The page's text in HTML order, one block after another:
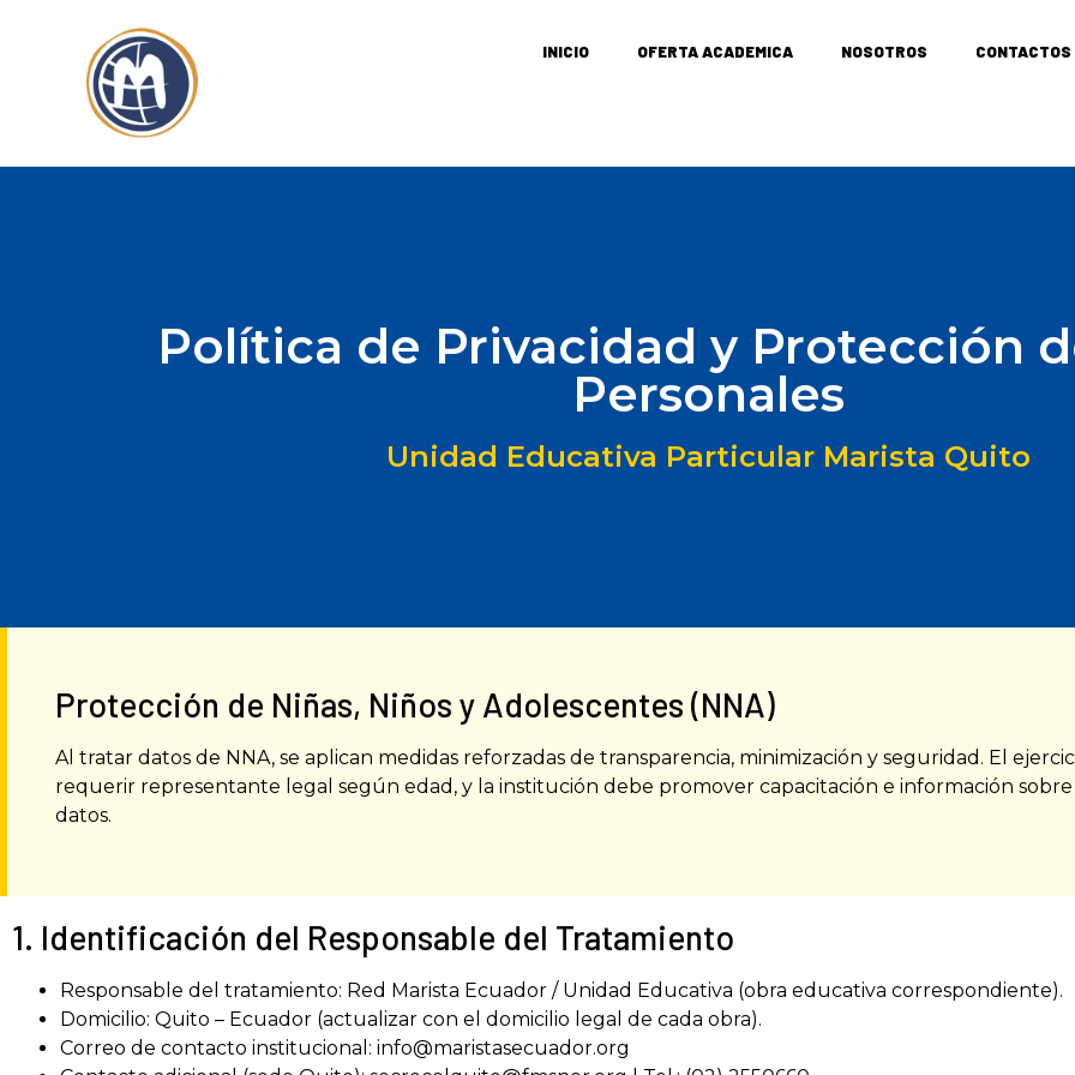
INICIO OFERTA ACADEMICA NOSOTROS CONTACTOS
Política de Privacidad y Protección
Personales
Unidad Educativa Particular Marista Quito
Protección de Niñas, Niños y Adolescentes (NNA)
Al tratar datos de NNA, se aplican medidas reforzadas de transparencia, minimización y seguridad. El
requerir representante legal según edad, y la institución debe promover capacitación e información
datos.
1. Identificación del Responsable del Tratamiento
Responsable del tratamiento: Red Marista Ecuador / Unidad Educativa (obra educativa correspondiente).
Domicilio: Quito – Ecuador (actualizar con el domicilio legal de cada obra).
Correo de contacto institucional: info@maristasecuador.org